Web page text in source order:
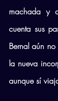
machada y
cuenta sus
Bernal aún
la nueva
aunque sí